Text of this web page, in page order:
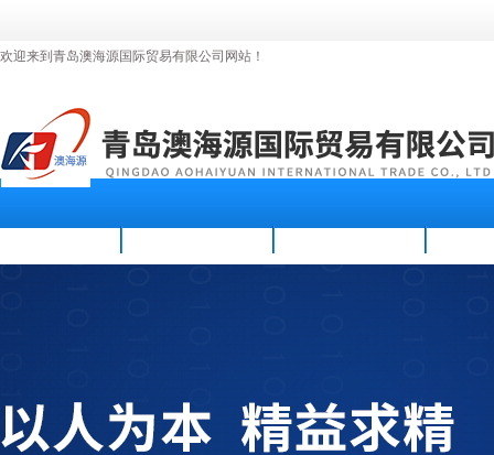
欢迎来到青岛澳海源国际贸易有限公司网站！